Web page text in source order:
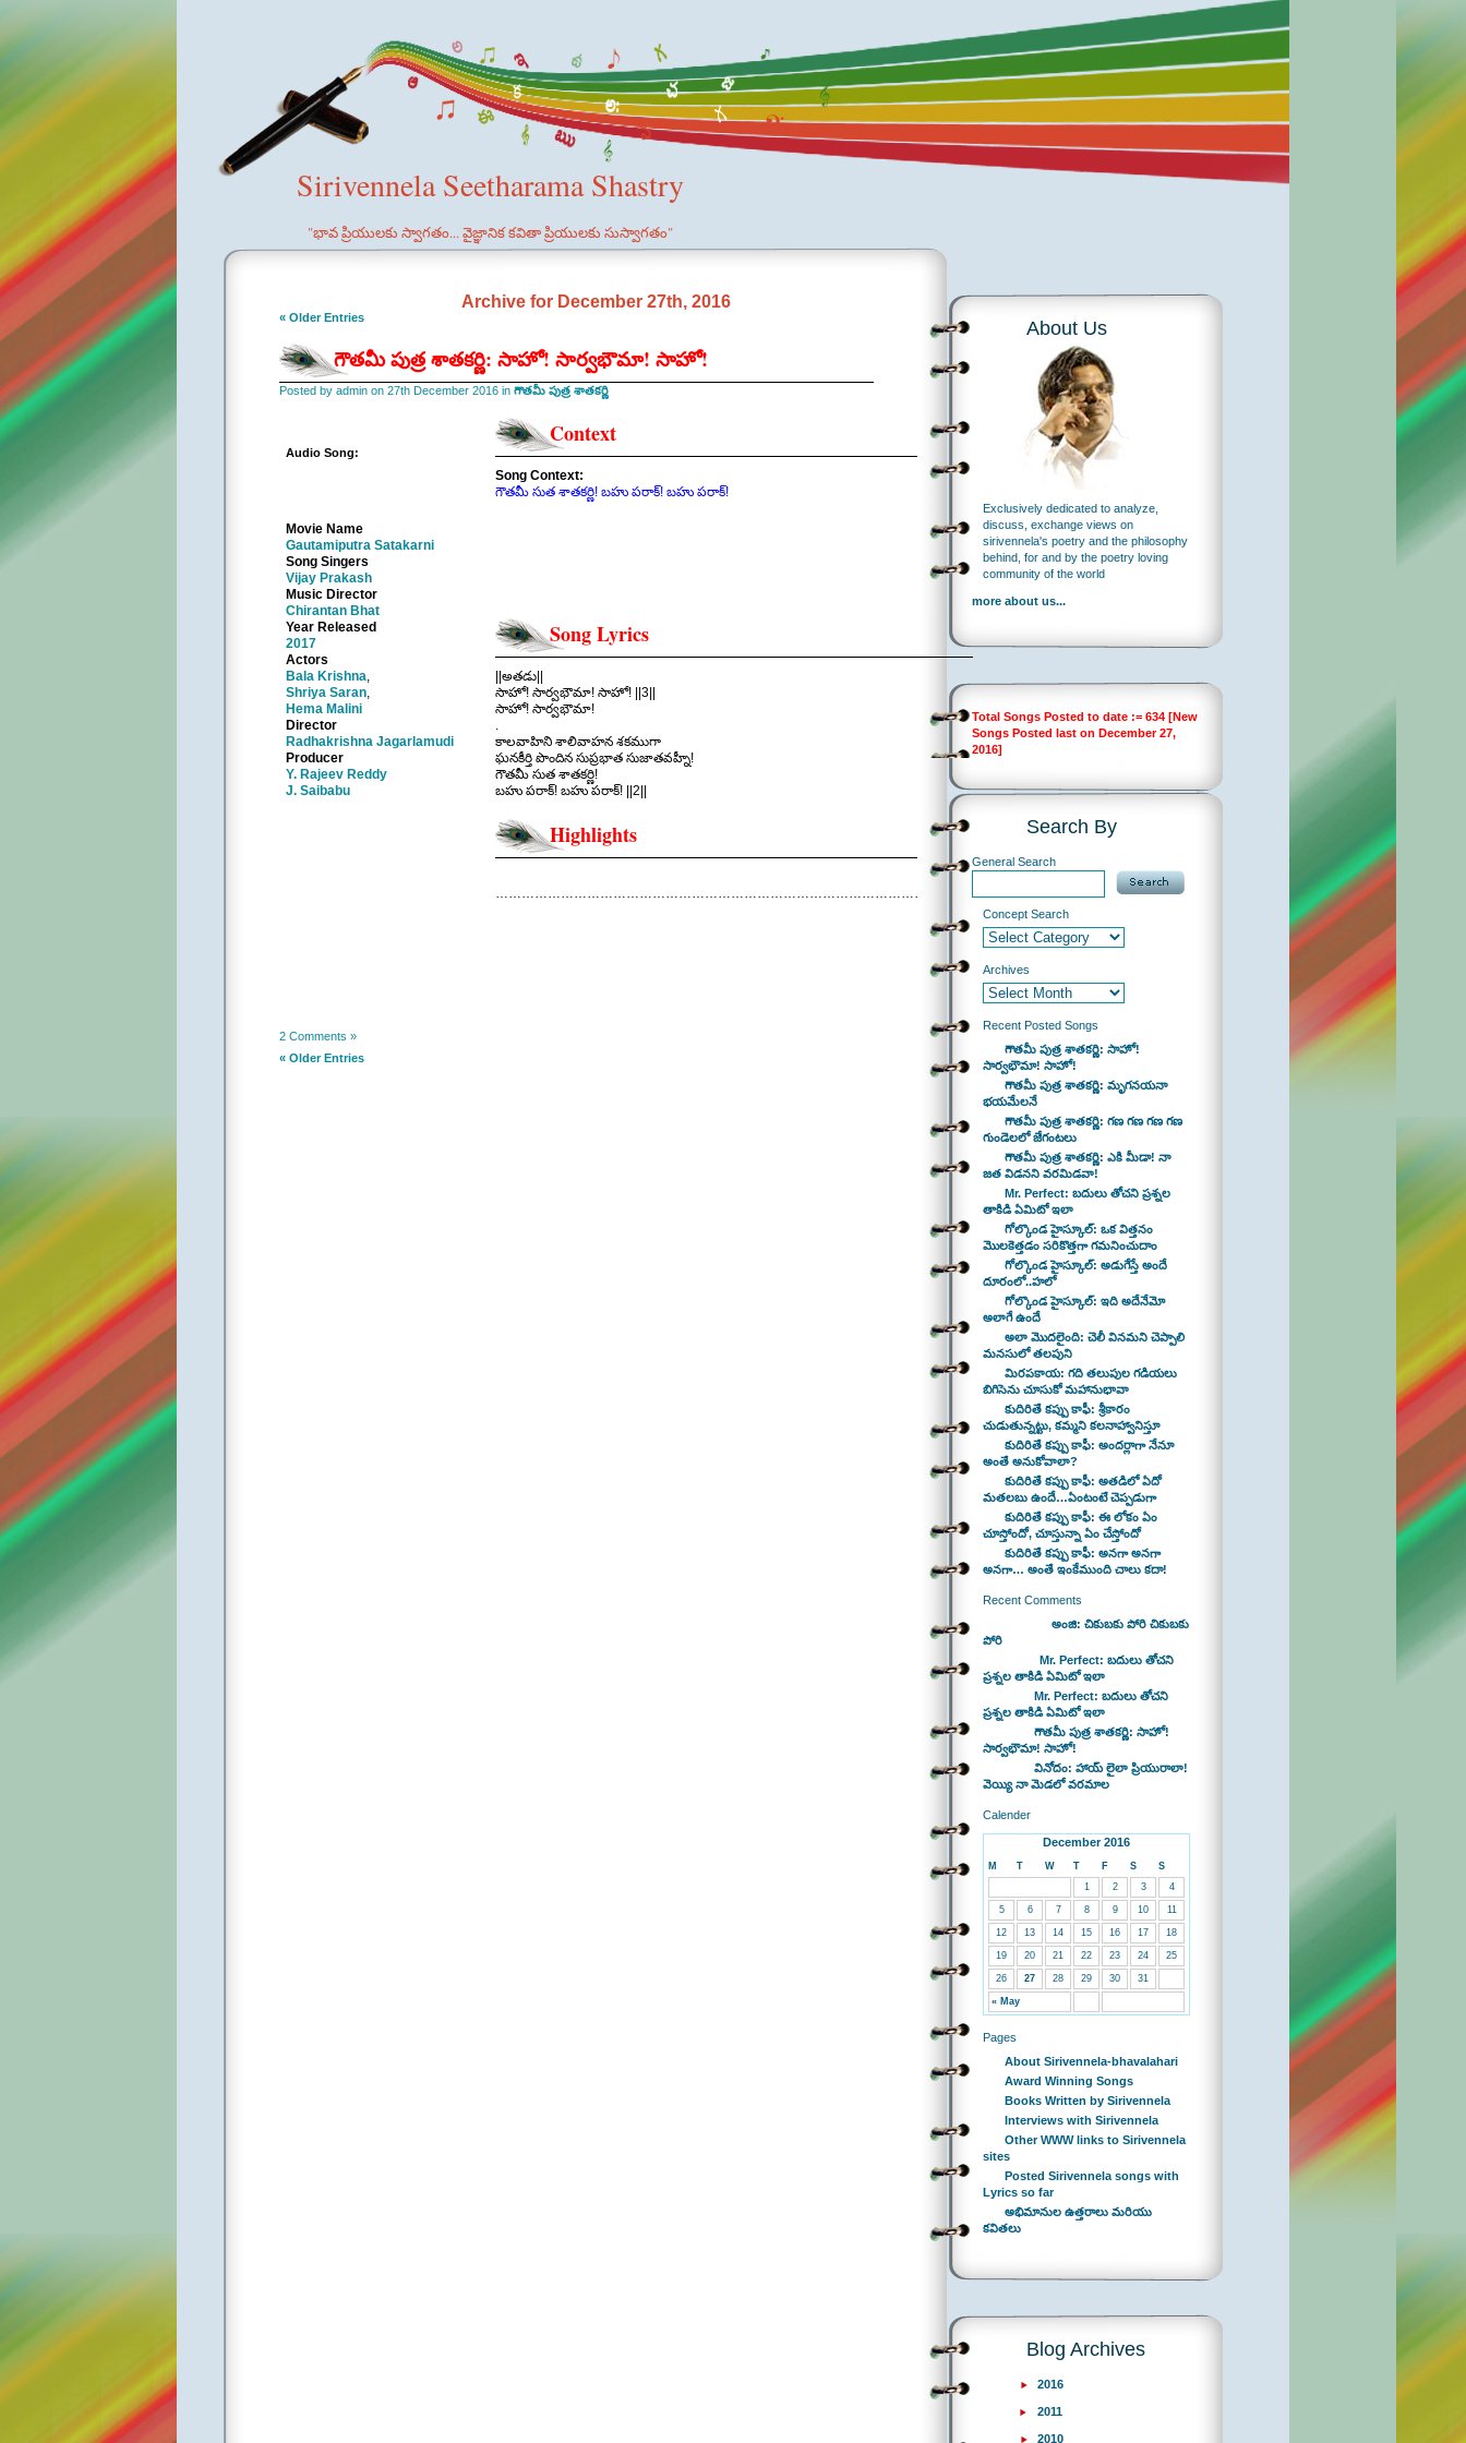
Sirivennela Seetharama Shastry
"భావ ప్రియులకు స్వాగతం... వైజ్ఞానిక కవితా ప్రియులకు సుస్వాగతం"
Archive for December 27th, 2016
« Older Entries
గౌతమీ పుత్ర శాతకర్ణి: సాహో! సార్వభౌమా! సాహో!
Posted by admin on 27th December 2016 in గౌతమీ పుత్ర శాతకర్ణి
Audio Song:
Movie Name
Gautamiputra Satakarni
Song Singers
Vijay Prakash
Music Director
Chirantan Bhat
Year Released
2017
Actors
Bala Krishna,
Shriya Saran,
Hema Malini
Director
Radhakrishna Jagarlamudi
Producer
Y. Rajeev Reddy
J. Saibabu
Context
Song Context:
గౌతమీ సుత శాతకర్ణి! బహు పరాక్! బహు పరాక్!
Song Lyrics
||అతడు||
సాహో! సార్వభౌమా! సాహో! ||3||
సాహో! సార్వభౌమా!
.
కాలవాహిని శాలివాహన శకముగా
ఘనకీర్తి పొందిన సుప్రభాత సుజాతవహ్నీ!
గౌతమీ సుత శాతకర్ణి!
బహు పరాక్! బహు పరాక్! ||2||
కక్షల కాళ రాతిరిలోన కాంతిగ
రాజసూయాధ్వరమునే! జరిపెరా!…
కత్తులలోన ఛిద్రమ్మైన శాంతికి తానె
Highlights
………………………………………………………………………………………………..
2 Comments »
« Older Entries
About Us
Exclusively dedicated to analyze,
discuss, exchange views on
sirivennela's poetry and the philosophy
behind, for and by the poetry loving
community of the world
more about us...
Total Songs Posted to date := 634 [New
Songs Posted last on December 27,
2016]
Search By
General Search
Concept Search
Archives
Recent Posted Songs
గౌతమీ పుత్ర శాతకర్ణి: సాహో!
సార్వభౌమా! సాహో!
గౌతమీ పుత్ర శాతకర్ణి: మృగనయనా
భయమేలనే
గౌతమీ పుత్ర శాతకర్ణి: గణ గణ గణ గణ
గుండెలలో జేగంటలు
గౌతమీ పుత్ర శాతకర్ణి: ఎకి మీడా! నా
జత విడనని వరమిడవా!
Mr. Perfect: బదులు తోచని ప్రశ్నల
తాకిడి ఏమిటో ఇలా
గోల్కొండ హైస్కూల్: ఒక విత్తనం
మొలకెత్తడం సరికొత్తగా గమనించుదాం
గోల్కొండ హైస్కూల్: అడుగేస్తే అందే
దూరంలో..హలో
గోల్కొండ హైస్కూల్: ఇది అదేనేమో
అలాగే ఉందే
అలా మొదలైంది: చెలీ వినమని చెప్పాలి
మనసులో తలపుని
మిరపకాయ: గది తలుపుల గడియలు
బిగిసెను చూసుకో మహానుభావా
కుదిరితే కప్పు కాఫీ: శ్రీకారం
చుడుతున్నట్టు, కమ్మని కలనాహ్వానిస్తూ
కుదిరితే కప్పు కాఫీ: అందర్లాగా నేనూ
అంతే అనుకోవాలా?
కుదిరితే కప్పు కాఫీ: అతడిలో ఏదో
మతలబు ఉందే…ఏంటంటే చెప్పడుగా
కుదిరితే కప్పు కాఫీ: ఈ లోకం ఏం
చూస్తోందో, చూస్తున్నా ఏం చేస్తోందో
కుదిరితే కప్పు కాఫీ: అనగా అనగా
అనగా… అంతే ఇంకేముంది చాలు కదా!
Recent Comments
అంజి: చికుబకు పోరి చికుబకు
పోరి
Mr. Perfect: బదులు తోచని
ప్రశ్నల తాకిడి ఏమిటో ఇలా
Mr. Perfect: బదులు తోచని
ప్రశ్నల తాకిడి ఏమిటో ఇలా
గౌతమీ పుత్ర శాతకర్ణి: సాహో!
సార్వభౌమా! సాహో!
వినోదం: హాయ్ లైలా ప్రియురాలా!
వెయ్యి నా మెడలో వరమాల
Calender
December 2016
M T W T F S S
« May
1 2 3 4
5 6 7 8 9 10 11
12 13 14 15 16 17 18
19 20 21 22 23 24 25
26 27 28 29 30 31
Pages
About Sirivennela-bhavalahari
Award Winning Songs
Books Written by Sirivennela
Interviews with Sirivennela
Other WWW links to Sirivennela
sites
Posted Sirivennela songs with
Lyrics so far
అభిమానుల ఉత్తరాలు మరియు
కవితలు
Blog Archives
2016
2011
2010